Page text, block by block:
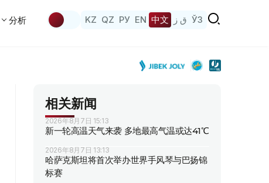
分析 KZ QZ РУ EN 中文 ق ز ЎЗ
相关新闻
2026年8月7日 15:13
新一轮高温天气来袭 多地最高气温或达41℃
2026年8月7日 13:13
哈萨克斯坦将首次举办世界手风琴与巴扬锦
标赛